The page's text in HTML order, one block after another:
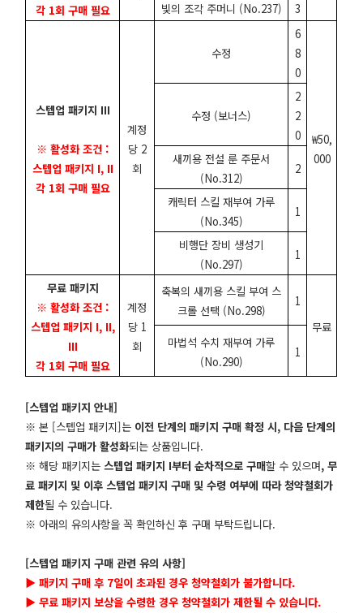
각 1회 구매 필요
빛의 조각 주머니 (No.237) 3
스텝업 패키지 III
※ 활성화 조건 :
스텝업 패키지 I, II
각 1회 구매 필요
계정
당 2
회
수정
6
8
0
₩50,
000
수정 (보너스)
2
2
0
새끼용 전설 룬 주문서
(No.312)
2
캐릭터 스킬 재부여 가루
(No.345)
1
비행단 장비 생성기
(No.297)
1
무료 패키지
※ 활성화 조건 :
스텝업 패키지 I, II,
III
각 1회 구매 필요
계정
당 1
회
축복의 새끼용 스킬 부여 스
크롤 선택 (No.298)
1
무료
마법석 수치 재부여 가루
(No.290)
1
[스텝업 패키지 안내]
※본 [스텝업 패키지]는 이전 단계의 패키지 구매 확정 시, 다음 단계의
패키지의 구매가 활성화되는 상품입니다.
※해당 패키지는스텝업 패키지 I부터 순차적으로 구매할 수 있으며, 무
료 패키지 및 이후 스텝업 패키지 구매 및 수령 여부에 따라 청약철회가
제한될 수 있습니다.
※ 아래의 유의사항을 꼭 확인하신 후 구매 부탁드립니다.
[스텝업 패키지 구매 관련 유의 사항]
▶ 패키지 구매 후 7일이 초과된 경우 청약철회가 불가합니다.
▶무료 패키지 보상을 수령한 경우 청약철회가 제한될 수 있습니다.